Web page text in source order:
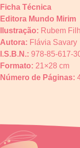
Ficha Técnica
Editora Mundo Mirim
Ilustração: Rubem
Autora: Flávia Savary
I.S.B.N.: 978-85-617-
Formato: 21×28 cm
Número de Páginas: